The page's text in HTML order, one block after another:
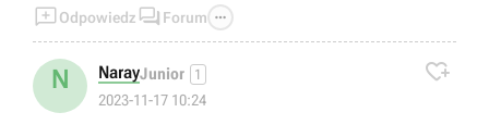
Odpowiedz  Forum 
N NarayJunior 1
2023-11-17 10:24
